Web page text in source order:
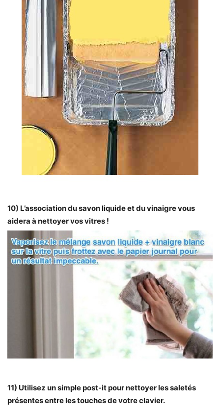
10) L’association du savon liquide et du vinaigre vous
aidera à nettoyer vos vitres !
11) Utilisez un simple post-it pour nettoyer les saletés
présentes entre les touches de votre clavier.